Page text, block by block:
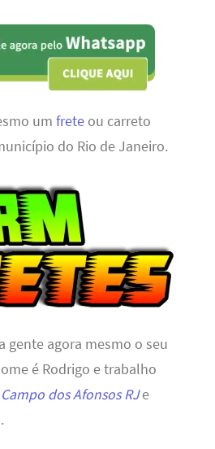
um freteou carreto
do Rio de Janeiro.
gente agora mesmo o seu
é Rodrigo e trabalho
Campo dos Afonsos RJe